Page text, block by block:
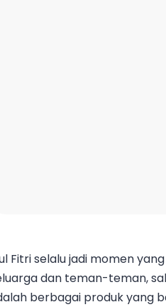
Fitri selalu jadi momen
dan teman-teman,
berbagai produk yang